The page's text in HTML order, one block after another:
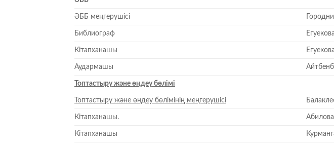
ӘББ меңгерушісі
Библиограф
Кітапханашы
Аудармашы
Топтастыру және өңдеу бөлімі
Топтастыру және өңдеу бөлімінің меңгерушісі
Кітапханашы.
Кітапханашы